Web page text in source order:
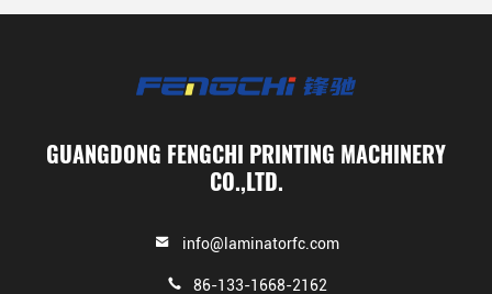
GUANGDONG FENGCHI PRINTING MACHINERY
CO.,LTD.
info@laminatorfc.com
86-133-1668-2162